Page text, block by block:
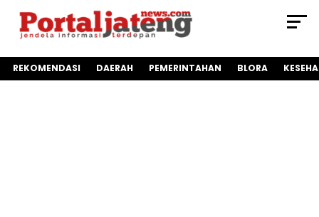
REKOMENDASI DAERAH PEMERINTAHAN BLORA